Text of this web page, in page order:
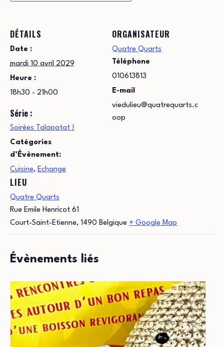
DÉTAILS
Date :
mardi 10 avril 2029
Heure :
18h30 - 21h00
Série :
Soirées Talapatat !
Catégories
d’Évènement:
Cuisine, Echange
LIEU
Quatre Quarts
Rue Emile Henricot 61
Court-Saint-Etienne, 1490 Belgique + Google Map
ORGANISATEUR
Quatre Quarts
Téléphone
010613813
E-mail
viedulieu@quatrequarts.c
oop
Évènements liés